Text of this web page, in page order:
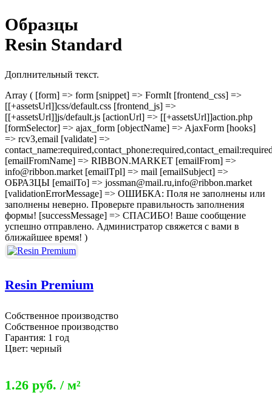
Образцы
Resin Standard
Доплнительный текст.
Array ( [form] => form [snippet] => FormIt [frontend_css] =>
[[+assetsUrl]]css/default.css [frontend_js] =>
[[+assetsUrl]]js/default.js [actionUrl] => [[+assetsUrl]]action.php
[formSelector] => ajax_form [objectName] => AjaxForm [hooks]
=> rcv3,email [validate] =>
[emailFromName] => RIBBON.MARKET [emailFrom] =>
info@ribbon.market [emailTpl] => mail [emailSubject] =>
ОБРАЗЦЫ [emailTo] => jossman@mail.ru,info@ribbon.market
[validationErrorMessage] => ОШИБКА: Поля не заполнены или
заполнены неверно. Проверьте правильность заполнения
формы! [successMessage] => СПАСИБО! Ваше сообщение
успешно отправлено. Администратор свяжется с вами в
ближайшее время! )
Resin Premium
Собственное производство
Собственное производство
Гарантия: 1 год
Цвет: черный
1.26 руб. / м²